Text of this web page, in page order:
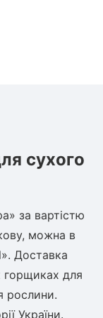
сухого
за вартістю
можна в
Доставка
горщиках для
рослини.
України.